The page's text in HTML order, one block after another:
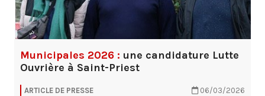
Municipales 2026 : une candidature Lutte
Ouvrière à Saint-Priest
ARTICLE DE PRESSE 06/03/2026